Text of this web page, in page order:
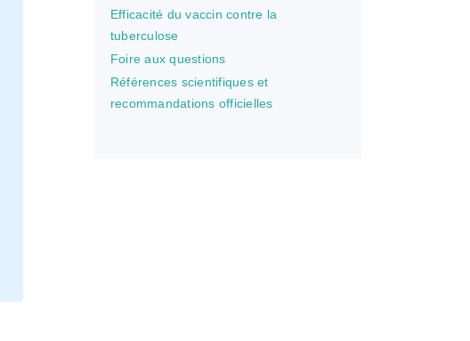
Efficacité du vaccin contre la
tuberculose
Foire aux questions
Références scientifiques et
recommandations officielles